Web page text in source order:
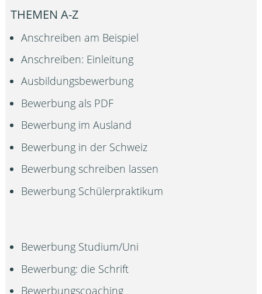
THEMEN A-Z
Anschreiben am Beispiel
Anschreiben: Einleitung
Ausbildungsbewerbung
Bewerbung als PDF
Bewerbung im Ausland
Bewerbung in der Schweiz
Bewerbung schreiben lassen
Bewerbung Schülerpraktikum
Bewerbung Studium/Uni
Bewerbung: die Schrift
Bewerbungscoaching